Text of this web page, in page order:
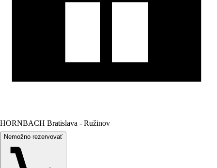
HORNBACH Bratislava - Ružinov
Nemožno rezervovať